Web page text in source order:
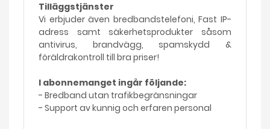
Tilläggstjänster
Vi erbjuder även bredbandstelefoni, Fast IP-
adress samt säkerhetsprodukter såsom
antivirus, brandvägg, spamskydd &
föräldrakontroll till bra priser!
I abonnemanget ingår följande:
- Bredband utan trafikbegränsningar
- Support av kunnig och erfaren personal